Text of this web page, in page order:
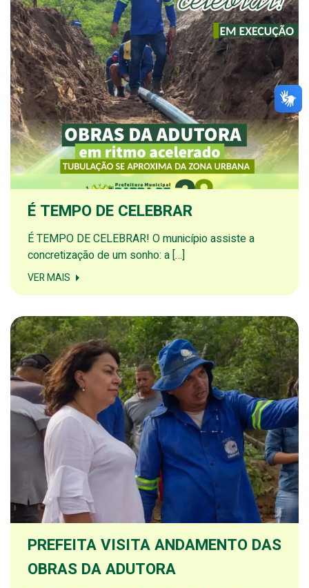
É TEMPO DE CELEBRAR
É TEMPO DE CELEBRAR! O município assiste a
concretização de um sonho: a […]
VER MAIS
PREFEITA VISITA ANDAMENTO DAS
OBRAS DA ADUTORA